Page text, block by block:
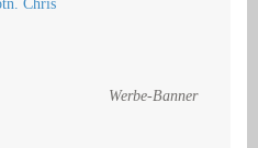
Werbe-Banner